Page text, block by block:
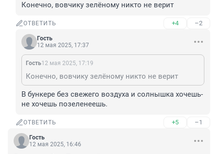
Конечно, вовчику зелёному никто не верит
ОТВЕТИТЬ +4 –2
Гость
12 мая 2025, 17:37
Гость12 мая 2025, 17:19
Конечно, вовчику зелёному никто не верит
В бункере без свежего воздуха и солнышка хочешь-
не хочешь позеленеешь.
ОТВЕТИТЬ +5 –1
Гость
12 мая 2025, 16:46